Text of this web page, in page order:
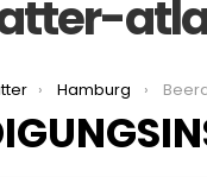
Hamburg